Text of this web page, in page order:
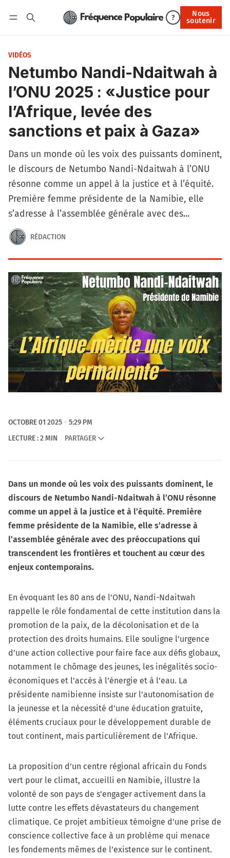
?
Nous
soutenir
Nous soutenir
VIDÉOS
Netumbo Nandi-Ndaitwah à
l’ONU 2025 : «Justice pour
l’Afrique, levée des
sanctions et paix à Gaza»
Dans un monde où les voix des puissants dominent,
le discours de Netumbo Nandi-Ndaitwah à l’ONU
résonne comme un appel à la justice et à l’équité.
Première femme présidente de la Namibie, elle
s’adresse à l’assemblée générale avec des...
RÉDACTION
OCTOBRE 01 2025
5:29 PM
LECTURE : 2 MIN
PARTAGER
Dans un monde où les voix des puissants dominent, le
discours de Netumbo Nandi-Ndaitwah à l’ONU résonne
comme un appel à la justice et à l’équité. Première
femme présidente de la Namibie, elle s’adresse à
l’assemblée générale avec des préoccupations qui
transcendent les frontières et touchent au cœur des
enjeux contemporains.
En évoquant les 80 ans de l’ONU, Nandi-Ndaitwah
rappelle le rôle fondamental de cette institution dans la
promotion de la paix, de la décolonisation et de la
protection des droits humains. Elle souligne l’urgence
d’une action collective pour faire face aux défis globaux,
notamment le chômage des jeunes, les inégalités socio-
économiques et l’accès à l’énergie et à l’eau. La
présidente namibienne insiste sur l’autonomisation de
la jeunesse et la nécessité d’une éducation gratuite,
éléments cruciaux pour le développement durable de
tout continent, mais particulièrement de l’Afrique.
La proposition d’un centre régional africain du Fonds
vert pour le climat, accueilli en Namibie, illustre la
volonté de son pays de s’engager activement dans la
lutte contre les effets dévastateurs du changement
climatique. Ce projet ambitieux témoigne d'une prise de
conscience collective face à un problème qui menace
les fondements mêmes de l’existence sur le continent.